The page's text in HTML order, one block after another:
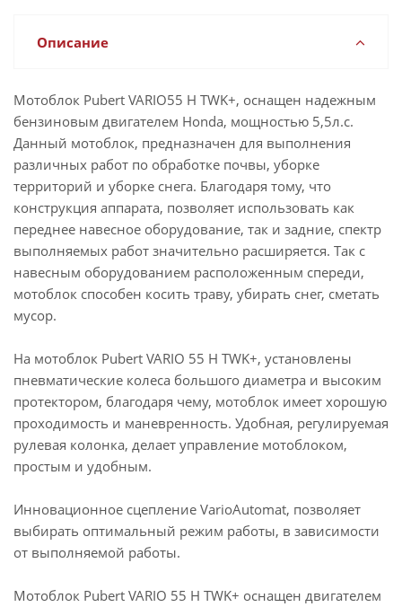
Описание
Мотоблок Pubert VARIO55 Н TWK+, оснащен надежным
бензиновым двигателем Honda, мощностью 5,5л.с.
Данный мотоблок, предназначен для выполнения
различных работ по обработке почвы, уборке
территорий и уборке снега. Благодаря тому, что
конструкция аппарата, позволяет использовать как
переднее навесное оборудование, так и задние, спектр
выполняемых работ значительно расширяется. Так с
навесным оборудованием расположенным спереди,
мотоблок способен косить траву, убирать снег, сметать
мусор.
На мотоблок Pubert VARIO 55 Н TWK+, установлены
пневматические колеса большого диаметра и высоким
протектором, благодаря чему, мотоблок имеет хорошую
проходимость и маневренность. Удобная, регулируемая
рулевая колонка, делает управление мотоблоком,
простым и удобным.
Инновационное сцепление VarioAutomat, позволяет
выбирать оптимальный режим работы, в зависимости
от выполняемой работы.
Мотоблок Pubert VARIO 55 Н TWK+ оснащен двигателем